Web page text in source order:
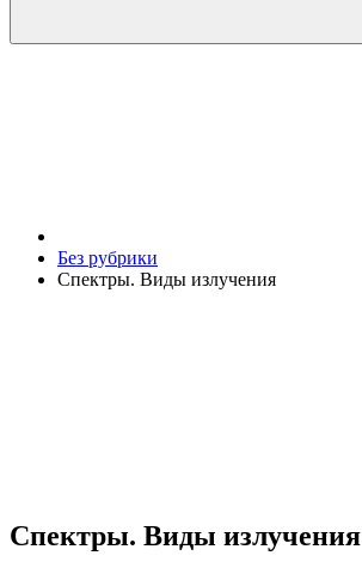
Без рубрики
Спектры. Виды излучения
Спектры. Виды излучения